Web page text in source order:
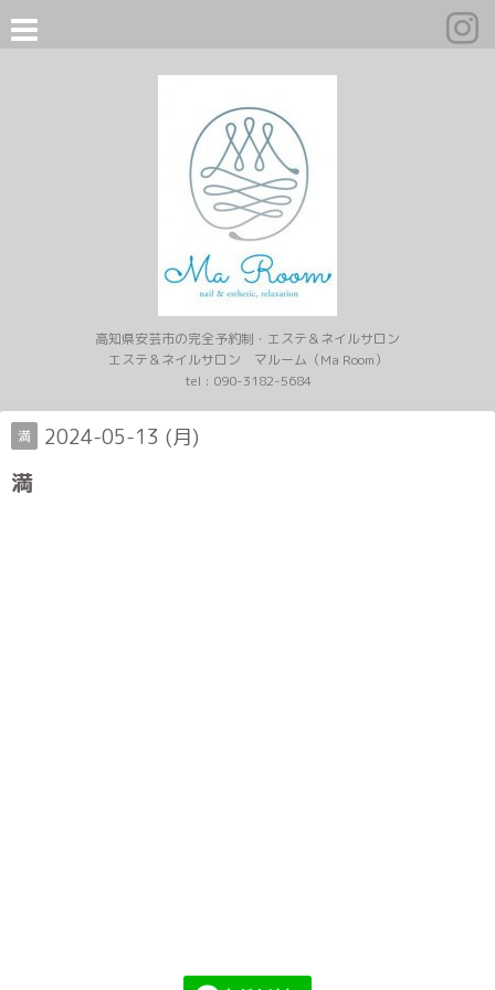
高知県安芸市の完全予約制・エステ＆ネイルサロン
エステ＆ネイルサロン マルーム（Ma Room）
tel : 090-3182-5684
満 2024-05-13 (月)
満